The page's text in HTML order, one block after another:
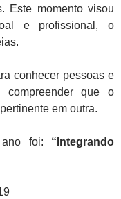
Este momento visou
e profissional, o
conhecer pessoas e
compreender que o
em outra.
foi: “Integrando